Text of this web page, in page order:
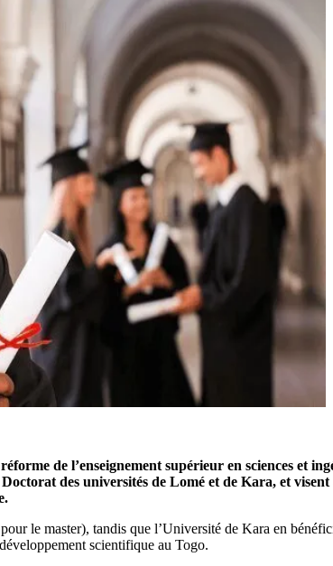
de l’enseignement supérieur en sciences et
des universités de Lomé et de Kara, et
le master), tandis que l’Université de Kara en
scientifique au Togo.